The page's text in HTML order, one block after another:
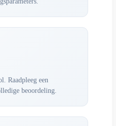
Raadpleeg een
beoordeling.